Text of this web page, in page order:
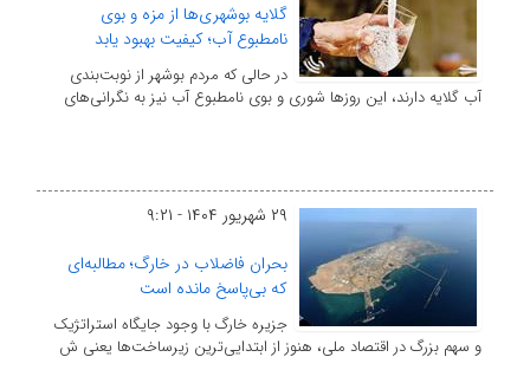
گلایه بوشهری‌ها از مزه و بوی
نامطبوع آب؛ کیفیت بهبود یابد
در حالی که مردم بوشهر از نوبت‌بندی
آب گلایه دارند، این روزها شوری و بوی نامطبوع آب نیز به نگرانی‌های
۲۹ شهریور ۱۴۰۴ - ۹:۲۱
بحران فاضلاب در خارگ؛ مطالبه‌ای
که بی‌پاسخ مانده است
جزیره خارگ با وجود جایگاه استراتژیک
و سهم بزرگ در اقتصاد ملی، هنوز از ابتدایی‌ترین زیرساخت‌ها یعنی ش